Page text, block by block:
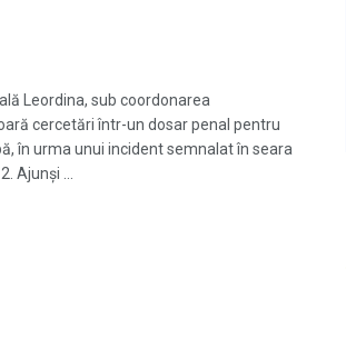
Leordina, sub coordonarea
cercetări într-un dosar penal pentru
în urma unui incident semnalat în seara
Ajunși ...